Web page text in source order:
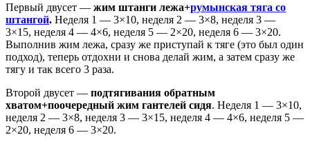
Первый двусет — жим штанги лежа+румынская тяга со
штангой. Неделя 1 — 3×10, неделя 2 — 3×8, неделя 3 —
3×15, неделя 4 — 4×6, неделя 5 — 2×20, неделя 6 — 3×20.
Выполнив жим лежа, сразу же приступай к тяге (это был один
подход), теперь отдохни и снова делай жим, а затем сразу же
тягу и так всего 3 раза.
Второй двусет — подтягивания обратным
хватом+поочередный жим гантелей сидя. Неделя 1 — 3×10,
неделя 2 — 3×8, неделя 3 — 3×15, неделя 4 — 4×6, неделя 5 —
2×20, неделя 6 — 3×20.